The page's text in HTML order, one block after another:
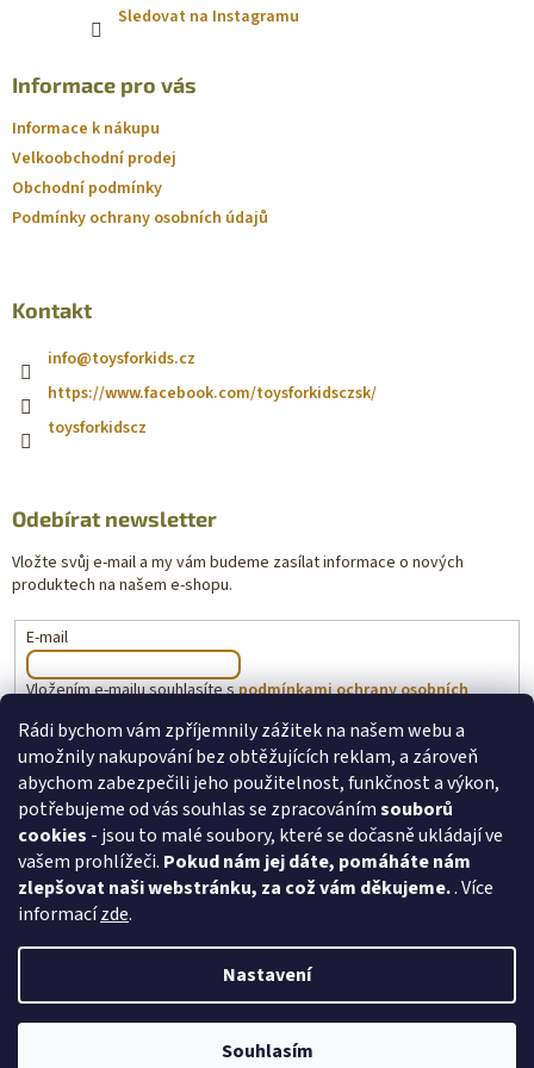
Rádi bychom vám zpříjemnily zážitek na našem webu a
umožnily nakupování bez obtěžujících reklam, a zároveň
abychom zabezpečili jeho použitelnost, funkčnost a výkon,
potřebujeme od vás souhlas se zpracovánímsouborů
cookies - jsou to malé soubory, které se dočasně ukládají ve
vašem prohlížeči. Pokud nám jej dáte, pomáháte nám
zlepšovat naši webstránku, za což vám děkujeme.. Více
informacízde.
Nastavení
Souhlasím
Sledovat na Instagramu
Informace pro vás
Informace k nákupu
Velkoobchodní prodej
Obchodní podmínky
Podmínky ochrany osobních údajů
Kontakt
info@toysforkids.cz
https://www.facebook.com/toysforkidsczsk/
toysforkidscz
Odebírat newsletter
Vložte svůj e-mail a my vám budeme zasílat informace o nových
produktech na našem e-shopu.
E-mail
Vložením e-mailu souhlasíte spodmínkami ochrany osobních
PŘIHLÁSIT SE
toysforkids.cz Ochrana osobních údajů
Copyright 2026ToysForKids.cz. Všechna práva vyhrazena.Upravit
nastavení cookies